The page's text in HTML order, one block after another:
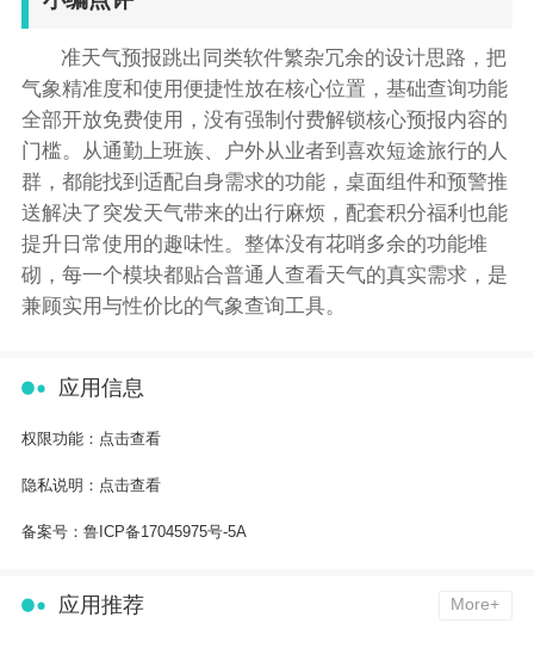
准天气预报跳出同类软件繁杂冗余的设计思路，把
气象精准度和使用便捷性放在核心位置，基础查询功能
全部开放免费使用，没有强制付费解锁核心预报内容的
门槛。从通勤上班族、户外从业者到喜欢短途旅行的人
群，都能找到适配自身需求的功能，桌面组件和预警推
送解决了突发天气带来的出行麻烦，配套积分福利也能
提升日常使用的趣味性。整体没有花哨多余的功能堆
砌，每一个模块都贴合普通人查看天气的真实需求，是
兼顾实用与性价比的气象查询工具。
应用信息
权限功能： 点击查看
隐私说明： 点击查看
备案号： 鲁ICP备17045975号-5A
应用推荐 More+